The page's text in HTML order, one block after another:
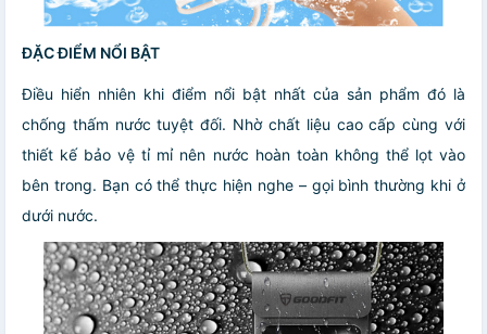
ĐẶC ĐIỂM NỔI BẬT
Điều hiển nhiên khi điểm nổi bật nhất của sản phẩm đó là
chống thấm nước tuyệt đối. Nhờ chất liệu cao cấp cùng với
thiết kế bảo vệ tỉ mỉ nên nước hoàn toàn không thể lọt vào
bên trong. Bạn có thể thực hiện nghe – gọi bình thường khi ở
dưới nước.